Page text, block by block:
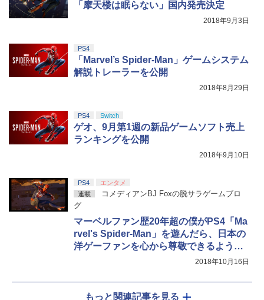
「摩天楼は眠らない」国内発売決定
2018年9月3日
PS4
「Marvel’s Spider-Man」ゲームシステム
解説トレーラーを公開
2018年8月29日
PS4 Switch
ゲオ、9月第1週の新品ゲームソフト売上
ランキングを公開
2018年9月10日
PS4
エンタメ
連載
コメディアンBJ Foxの脱サラゲームブロ
グ
マーベルファン歴20年超の僕がPS4「Ma
rvel's Spider-Man」を遊んだら、日本の
洋ゲーファンを心から尊敬できるように
2018年10月16日
もっと関連記事を見る